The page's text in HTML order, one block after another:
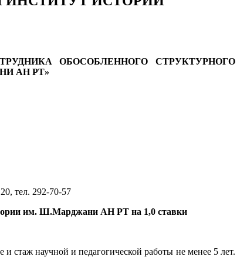
ОБОСОБЛЕННОГО СТРУКТУРНОГО
АН РТ»
тел. 292-70-57
им. Ш.Марджани АН РТ на 1,0 ставки
стаж научной и педагогической работы не менее 5 лет.